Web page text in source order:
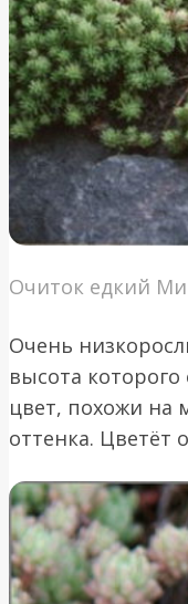
Очиток едкий
Очень
высота
цвет, похожи на
оттенка. Цветёт